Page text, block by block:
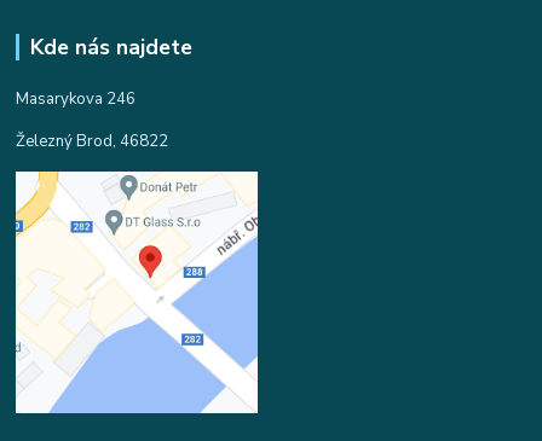
Kde nás najdete
Masarykova 246
Železný Brod, 46822